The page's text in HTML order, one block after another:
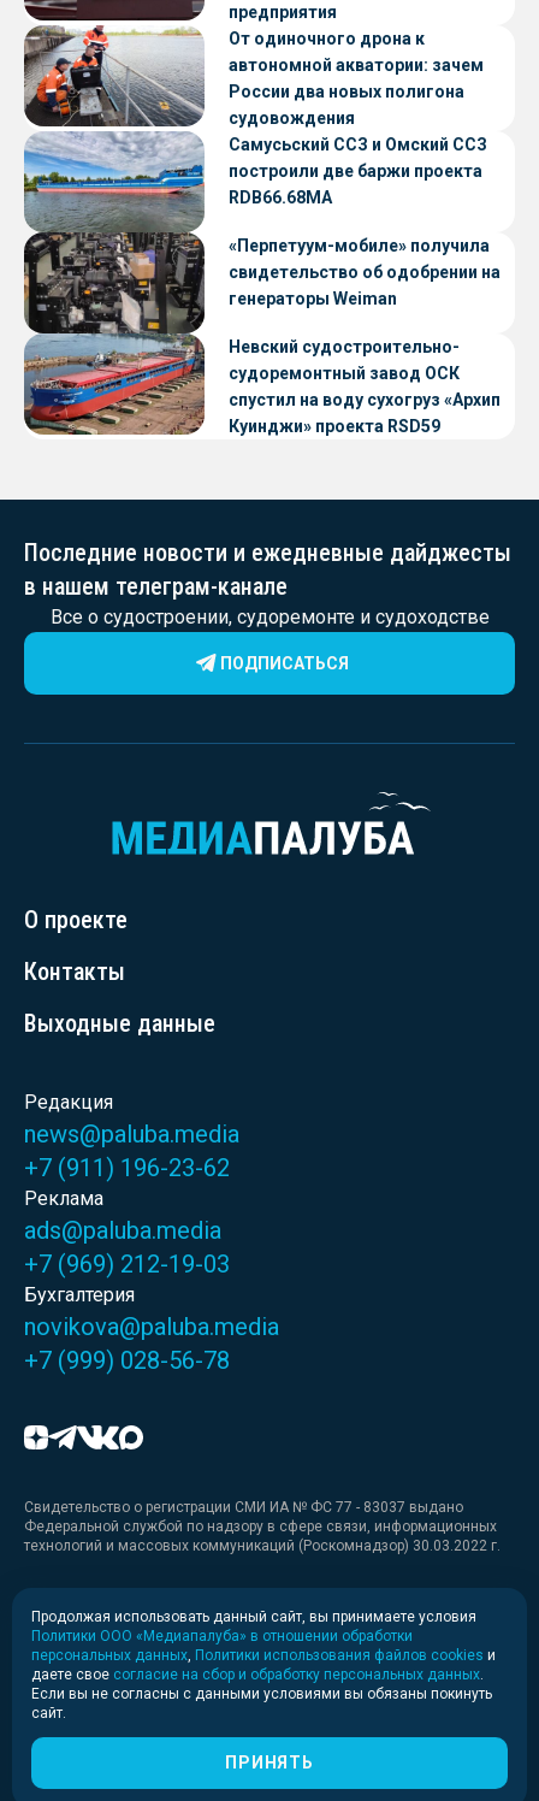
предприятия
От одиночного дрона к
автономной акватории: зачем
России два новых полигона
судовождения
Самусьский ССЗ и Омский ССЗ
построили две баржи проекта
RDB66.68МА
«Перпетуум-мобиле» получила
свидетельство об одобрении на
генераторы Weiman
Невский судостроительно-
судоремонтный завод ОСК
спустил на воду сухогруз «Архип
Куинджи» проекта RSD59
Последние новости и ежедневные дайджесты
в нашем телеграм-канале
Все о судостроении, судоремонте и судоходстве
ПОДПИСАТЬСЯ
О проекте
Контакты
Выходные данные
Редакция
news@paluba.media
+7 (911) 196-23-62
Реклама
ads@paluba.media
+7 (969) 212-19-03
Бухгалтерия
novikova@paluba.media
+7 (999) 028-56-78
Свидетельство о регистрации СМИ ИА № ФС 77 - 83037 выдано
Федеральной службой по надзору в сфере связи, информационных
технологий и массовых коммуникаций (Роскомнадзор) 30.03.2022 г.
Медиакит
Медиакит для печати
Политика конфиденциальности
© 2020-2026 Информационное агентство «Медиапалуба»
Продолжая использовать данный сайт, вы принимаете условия
Политики ООО «Медиапалуба» в отношении обработки
персональных данных Политики использования файлов cookies и
даете свое согласие на сбор и обработку персональных данных
Если вы не согласны с данными условиями вы обязаны покинуть
сайт.
ПРИНЯТЬ